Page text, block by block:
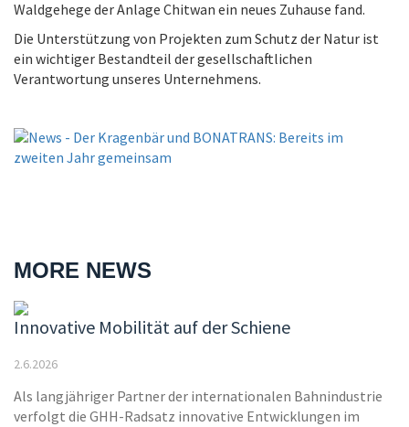
Waldgehege der Anlage Chitwan ein neues Zuhause fand.
Die Unterstützung von Projekten zum Schutz der Natur ist
ein wichtiger Bestandteil der gesellschaftlichen
Verantwortung unseres Unternehmens.
MORE NEWS
Innovative Mobilität auf der Schiene
2.6.2026
Als langjähriger Partner der internationalen Bahnindustrie
verfolgt die GHH-Radsatz innovative Entwicklungen im